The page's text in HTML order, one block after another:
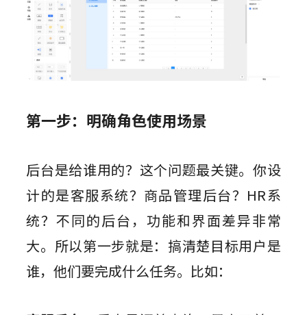
第一步：明确角色使用场景
后台是给谁用的？这个问题最关键。你设
计的是客服系统？商品管理后台？HR系
统？不同的后台，功能和界面差异非常
大。所以第一步就是：搞清楚目标用户是
谁，他们要完成什么任务。比如：